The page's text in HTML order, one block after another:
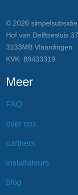
© 2026
Hof van Delftsesluis 37
3133MB Vlaardingen
KVK: 89433319
Meer
FAQ
over ons
partners
installateurs
blog